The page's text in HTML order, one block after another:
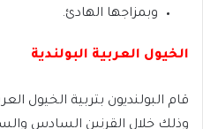
وبمزاجها الهادئ.
الخيول العربية البولندية
قام البولنديون بتربية الخيول
وذلك خلال القرنين السادس